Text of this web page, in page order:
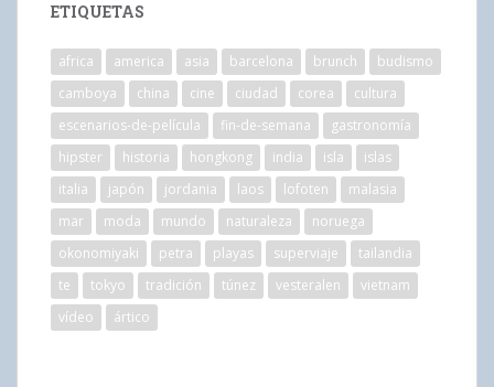
ETIQUETAS
africa america asia barcelona brunch
budismo
camboya
china cine ciudad corea
cultura
escenarios-de-película
fin-de-semana
gastronomía
hipster
historia hongkong india isla
islas
italia
japón jordania laos lofoten
malasia
mar
moda mundo naturaleza
noruega
okonomiyaki
petra playas superviaje
tailandia
te
tokyo tradición túnez vesteralen
vietnam
vídeo
ártico